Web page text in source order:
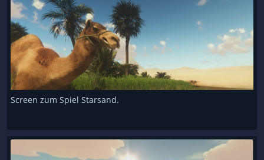
Screen zum Spiel Starsand.